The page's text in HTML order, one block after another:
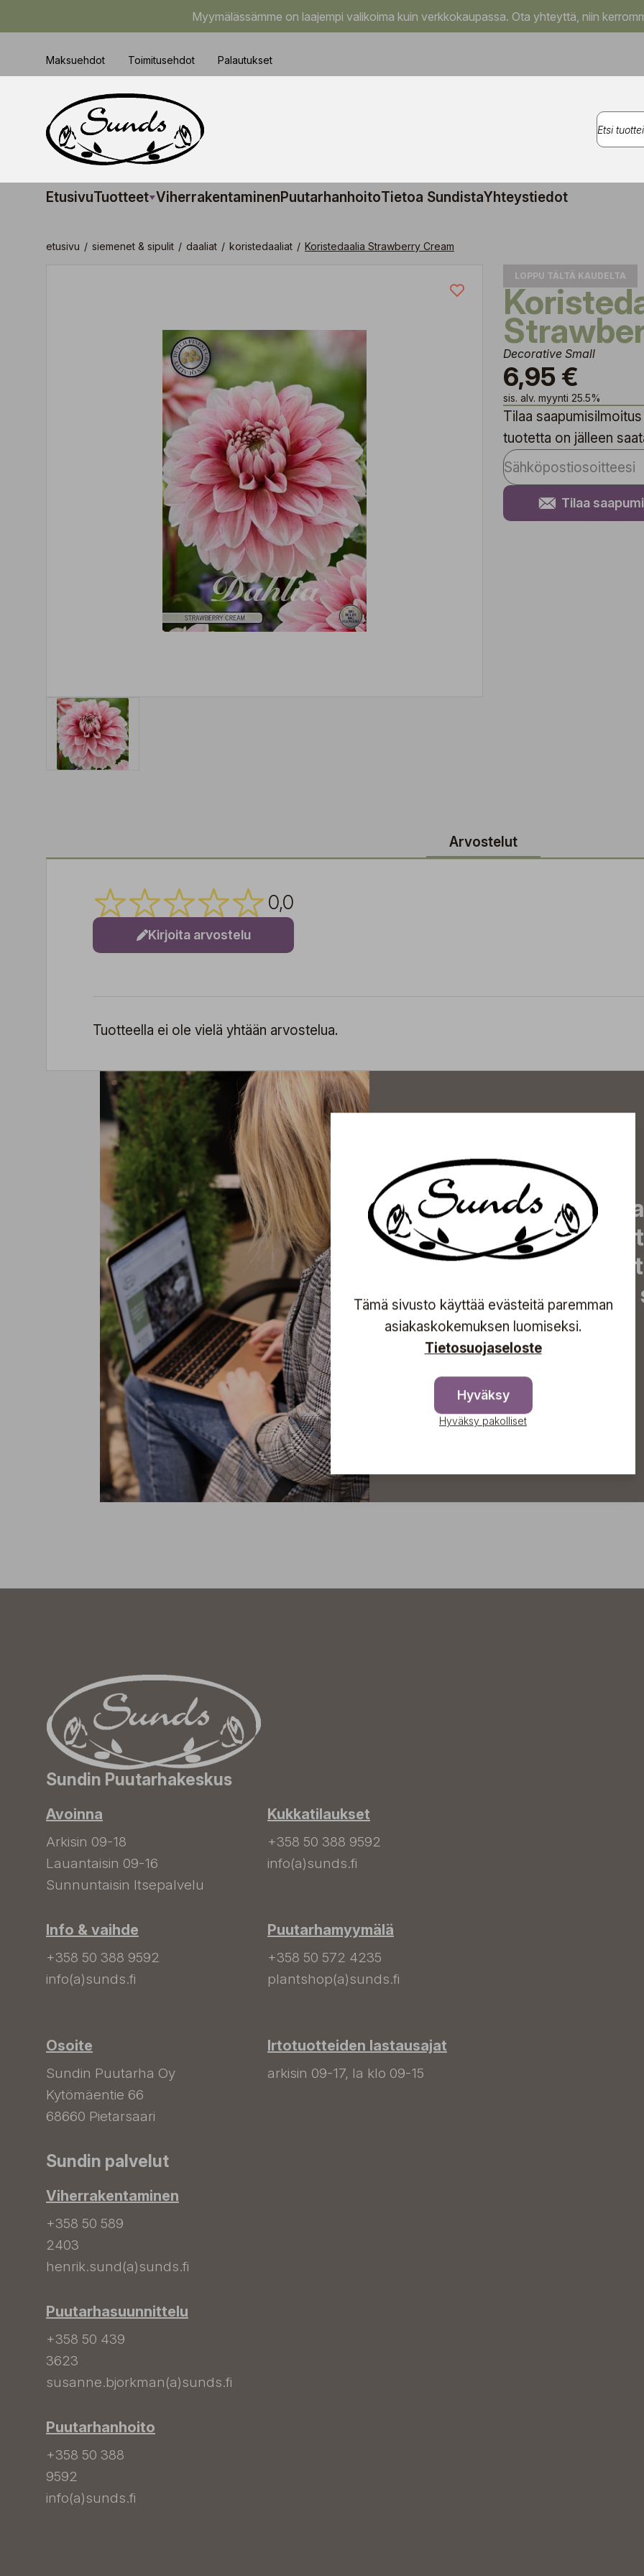
Myymälässämme on laajempi valikoima kuin verkkokaupassa. Ota yhteyttä, niin
Maksuehdot Toimitusehdot Palautukset
EtusivuTuotteet ViherrakentaminenPuutarhanhoitoTietoa SundistaYhteystiedot
etusivu / siemenet & sipulit / daaliat / koristedaaliat / Koristedaalia Strawberry Cream
LOPPU TÄLTÄ KAUDELTA
Koristedaalia
Decorative Small
6,95 €
sis. alv. myynti 25.5%
Tilaa
tuotetta on jälleen
Tilaa
Arvostelut
0,0
Kirjoita arvostelu
Tuotteella ei ole vielä yhtään arvostelua.
Tilaa uutiskirjeemme
uutiset, eksklusiiviset
inspiroivat vinkit
tapahtumista suoraan
Sundin Puutarhakeskus
Avoinna
Arkisin 09-18
Lauantaisin 09-16
Sunnuntaisin Itsepalvelu
Info & vaihde
+358 50 388 9592
info(a)sunds.fi
Osoite
Sundin Puutarha Oy
Kytömäentie 66
68660 Pietarsaari
Kukkatilaukset
+358 50 388 9592
info(a)sunds.fi
Puutarhamyymälä
+358 50 572 4235
plantshop(a)sunds.fi
Irtotuotteiden lastausajat
arkisin 09-17, la klo 09-15
Sundin palvelut
Viherrakentaminen
+358 50 589
2403
henrik.sund(a)sunds.fi
Puutarhasuunnittelu
+358 50 439
3623
susanne.bjorkman(a)sunds.fi
Puutarhanhoito
+358 50 388
9592
info(a)sunds.fi
Tämä sivusto käyttää evästeitä paremman
asiakaskokemuksen luomiseksi.
Tietosuojaseloste
Hyväksy
Hyväksy pakolliset